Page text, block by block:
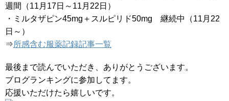
週間（11月17日～11月22日）
・ミルタザピン45mg＋スルピリド50mg 継続中（11月22
日～）
⇒所感含む服薬記録記事一覧
最後まで読んでいただき、ありがとうございます。
ブログランキングに参加してます。
応援いただけたら嬉しいです。